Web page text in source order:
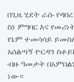
በጊዜ ሂደት ራሱ
ስነ ምግባር እና
የኔም ተመሳሳይ
አሰልጣኝ ዮርዳን
ብዙ ዓመታት
ነው።